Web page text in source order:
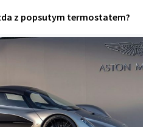
z popsutym termostatem?